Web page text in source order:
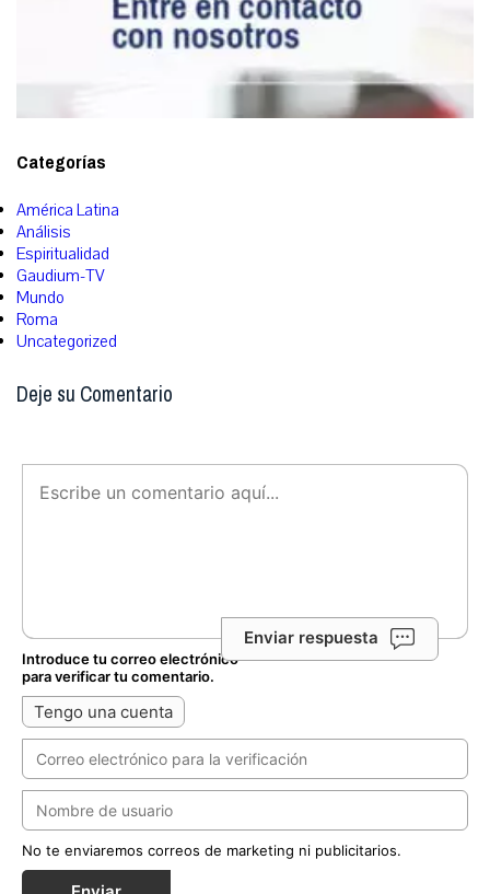
Categorías
América Latina
Análisis
Espiritualidad
Gaudium-TV
Mundo
Roma
Uncategorized
Deje su Comentario
Enviar respuesta
Introduce tu correo electrónico
para verificar tu comentario.
Tengo una cuenta
No te enviaremos correos de marketing ni publicitarios.